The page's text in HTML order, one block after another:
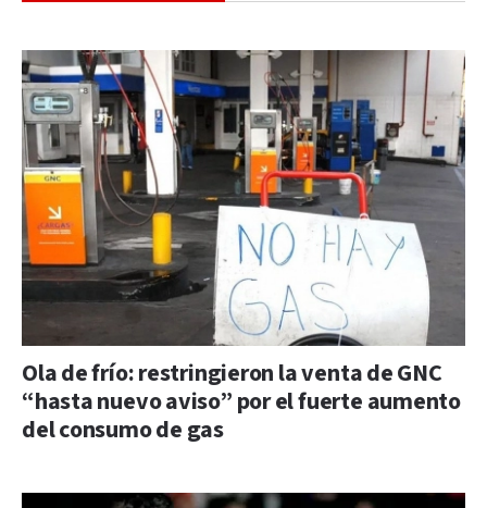
Ola de frío: restringieron la venta de GNC
“hasta nuevo aviso” por el fuerte aumento
del consumo de gas